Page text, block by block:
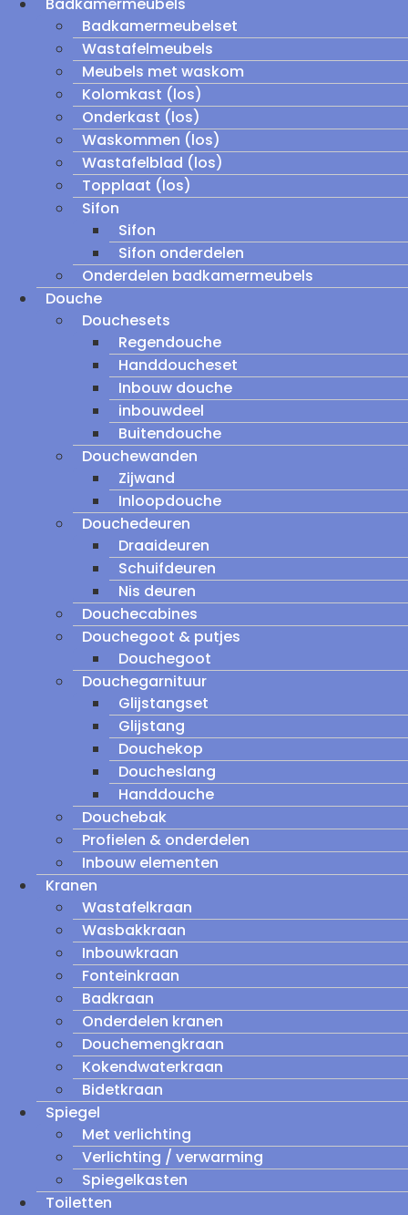
Badkamermeubelset
Wastafelmeubels
Meubels met waskom
Kolomkast (los)
Onderkast (los)
Waskommen (los)
Wastafelblad (los)
Topplaat (los)
Sifon
Sifon
Sifon onderdelen
Onderdelen badkamermeubels
Douche
Douchesets
Regendouche
Handdoucheset
Inbouw douche
inbouwdeel
Buitendouche
Douchewanden
Zijwand
Inloopdouche
Douchedeuren
Draaideuren
Schuifdeuren
Nis deuren
Douchecabines
Douchegoot & putjes
Douchegoot
Douchegarnituur
Glijstangset
Glijstang
Douchekop
Doucheslang
Handdouche
Douchebak
Profielen & onderdelen
Inbouw elementen
Kranen
Wastafelkraan
Wasbakkraan
Inbouwkraan
Fonteinkraan
Badkraan
Onderdelen kranen
Douchemengkraan
Kokendwaterkraan
Bidetkraan
Spiegel
Met verlichting
Verlichting / verwarming
Spiegelkasten
Toiletten